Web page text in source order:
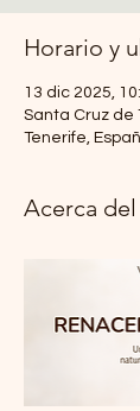
Horario y
13 dic 2025,
Santa Cruz de
Tenerife,
Acerca